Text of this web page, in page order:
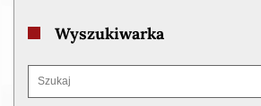
Wyszukiwarka